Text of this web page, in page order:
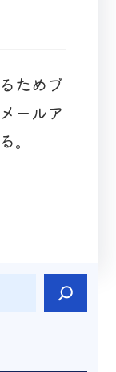
ためブ
ールア
。